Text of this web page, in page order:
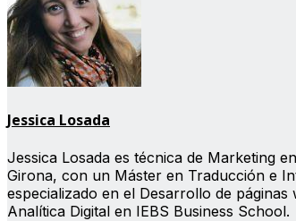
Jessica Losada
Jessica Losada es técnica de Marketing
Girona, con un Máster en Traducción e
especializado en el Desarrollo de
Analítica Digital en IEBS Business School.